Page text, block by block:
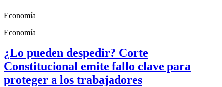
Economía
Economía
¿Lo pueden despedir? Corte
Constitucional emite fallo clave para
proteger a los trabajadores